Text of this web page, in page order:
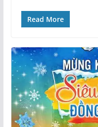
Read More